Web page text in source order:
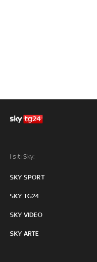
I siti Sky:
SKY SPORT
SKY TG24
SKY VIDEO
SKY ARTE